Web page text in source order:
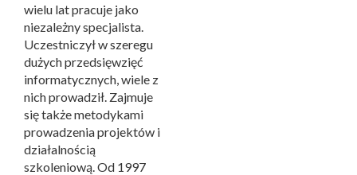
wielu lat pracuje jako
niezależny specjalista.
Uczestniczył w szeregu
dużych przedsięwzięć
informatycznych, wiele z
nich prowadził. Zajmuje
się także metodykami
prowadzenia projektów i
działalnością
szkoleniową. Od 1997